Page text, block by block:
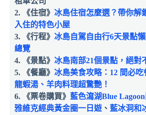
2. 《住宿》 冰島住宿怎麼選？帶你解
入住的特色小屋
3. 《行程》 冰島自駕自由行6天景點
總覽
4. 《景點》 冰島南部21個景點，絕對
5. 《餐廳》 冰島美食攻略：12 間必吃
龍蝦湯、羊肉料理超驚艷！
6. 《票卷購買》 藍色瀉湖Blue
雅維克經典黃金圈一日遊 、 藍冰洞和